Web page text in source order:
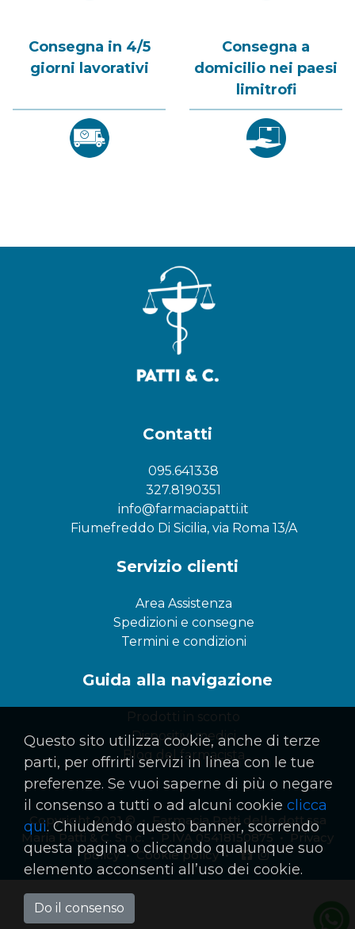
Consegna in 4/5
giorni lavorativi
Consegna a
domicilio nei paesi
limitrofi
Contatti
095.641338
327.8190351
info@farmaciapatti.it
Fiumefreddo Di Sicilia, via Roma 13/A
Servizio clienti
Area Assistenza
Spedizioni e consegne
Termini e condizioni
Guida alla navigazione
Prodotti in sconto
Dispositivi medici
Blog del farmacista
Copyright 2021 © • Farmacia Patti della dott.ssa
Maria Patti & C. S.n.c. • P.IVA 05418150875 •
Privacy
policy•Cookie policy•
Questo sito utilizza cookie, anche di terze
parti, per offrirti servizi in linea con le tue
preferenze. Se vuoi saperne di più o negare
il consenso a tutti o ad alcuni cookie clicca
qui. Chiudendo questo banner, scorrendo
questa pagina o cliccando qualunque suo
elemento acconsenti all’uso dei cookie.
Do il consenso